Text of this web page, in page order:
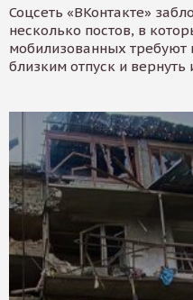
Соцсеть «ВКонтакте»
несколько постов, в
мобилизованных требуют
близким отпуск и вернуть